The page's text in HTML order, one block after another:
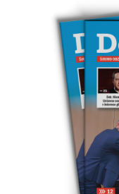
vprašanjih v
tudi raznolike
organizacije
glasbe, izletništva